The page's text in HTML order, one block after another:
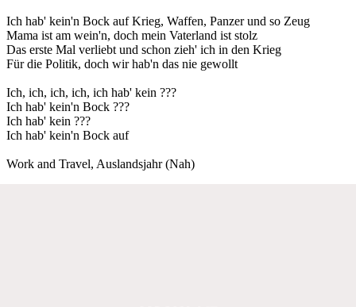
Ich hab' kein'n Bock auf Krieg, Waffen, Panzer und so Zeug
Mama ist am wein'n, doch mein Vaterland ist stolz
Das erste Mal verliebt und schon zieh' ich in den Krieg
Für die Politik, doch wir hab'n das nie gewollt
Ich, ich, ich, ich, ich hab' kein ???
Ich hab' kein'n Bock ???
Ich hab' kein ???
Ich hab' kein'n Bock auf
Work and Travel, Auslandsjahr (Nah)